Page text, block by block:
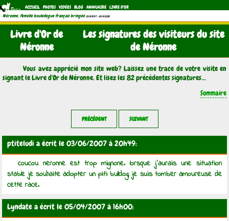
ACCUEIL PHOTOS VIDÉOS BLOG ANNUAIRE LIVRE D'OR
Néronne, femelle bouledogue français bringée (21/11/1997 - 04/11/2011)
Livre d'Or de
Néronne
Les signatures des visiteurs du site
de Néronne
Vous avez apprécié mon site web? Laissez une trace de votre visite en
signant le Livre d'Or de Néronne. Et lisez les 82 précédentes signatures...
Sommaire
PRÉCÉDENT SUIVANT
ptiteludi a écrit le 03/06/2007 à 20h49:
coucou neronne est trop mignone. lorsque j'aurais une situation
stable je souhaite adopter un piti bulldog; je suis tomber amoureuse de
cette race.
Lyndate a écrit le 05/04/2007 à 16h00: